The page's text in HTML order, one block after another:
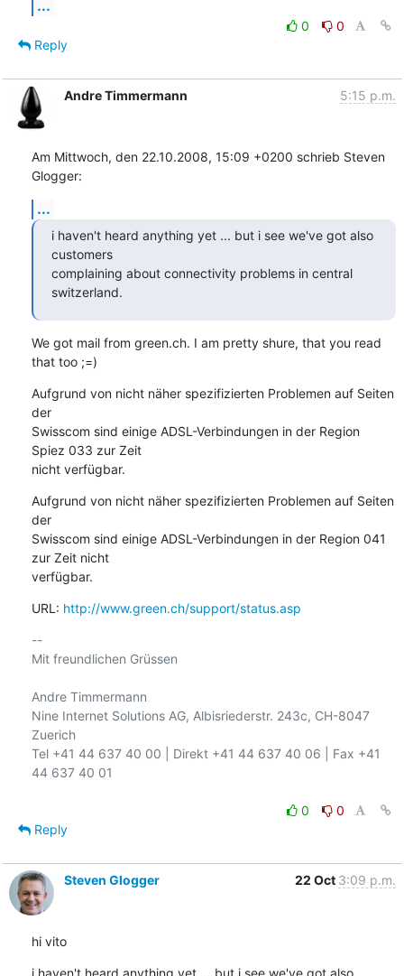
...
0
0
Reply
Andre Timmermann 5:15 p.m.
Am Mittwoch, den 22.10.2008, 15:09 +0200 schrieb Steven
Glogger:
...
i haven't heard anything yet ... but i see we've got also
customers
complaining about connectivity problems in central
switzerland.
We got mail from green.ch. I am pretty shure, that you read
that too ;=)
Aufgrund von nicht näher spezifizierten Problemen auf Seiten
der
Swisscom sind einige ADSL-Verbindungen in der Region
Spiez 033 zur Zeit
nicht verfügbar.
Aufgrund von nicht näher spezifizierten Problemen auf Seiten
der
Swisscom sind einige ADSL-Verbindungen in der Region 041
zur Zeit nicht
verfügbar.
URL: http://www.green.ch/support/status.asp
--
Mit freundlichen Grüssen
Andre Timmermann
Nine Internet Solutions AG, Albisriederstr. 243c, CH-8047
Zuerich
Tel +41 44 637 40 00 | Direkt +41 44 637 40 06 | Fax +41
44 637 40 01
0
0
Reply
Steven Glogger 22 Oct 3:09 p.m.
hi vito
i haven't heard anything yet ... but i see we've got also